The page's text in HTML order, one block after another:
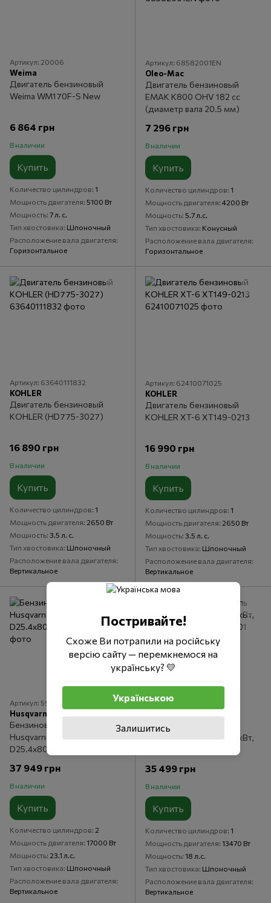
Артикул: 20006
Weima
Двигатель бензиновый
Weima WM170F-S New
6 864 грн
В наличии
Купить
Количество цилиндров 1
Мощность двигателя 5100 Вт
Мощность 7 л. с.
Тип хвостовика Шпоночный
Расположение вала двигателя
Горизонтальное
Артикул: 68582001EN
Oleo-Mac
Двигатель бензиновый
EMAK К800 OHV 182 cc
(диаметр вала 20.5 мм)
7 296 грн
В наличии
Купить
Количество цилиндров 1
Мощность двигателя 4200 Вт
Мощность 5.7 л.с.
Тип хвостовика Конусный
Расположение вала двигателя
Горизонтальное
Артикул: 63640111832
KOHLER
Двигатель бензиновый
KOHLER (HD775-3027)
16 890 грн
В наличии
Купить
Количество цилиндров 1
Мощность двигателя 2650 Вт
Мощность 3.5 л. с.
Тип хвостовика Шпоночный
Расположение вала двигателя
Вертикальное
Артикул: 62410071025
KOHLER
Двигатель бензиновый
KOHLER XT-6 ХТ149-0213
16 990 грн
В наличии
Купить
Количество цилиндров 1
Мощность двигателя 2650 Вт
Мощность 3.5 л. с.
Тип хвостовика Шпоночный
Расположение вала двигателя
Вертикальное
Артикул: 5986321-01
Husqvarna
Бензиновый двигатель
Husqvarna HV764 17кВт,
D25.4х80.5мм
37 949 грн
В наличии
Купить
Количество цилиндров 2
Мощность двигателя 17000 Вт
Мощность 23.1 л.с.
Тип хвостовика Шпоночный
Расположение вала двигателя
Вертикальное
Артикул: 5986939-01
Бензиновый двигатель
Husqvarna HS608 13.47кВт,
35 499 грн
В наличии
Купить
Количество цилиндров 1
Мощность двигателя 13470 Вт
Мощность 18 л.с.
Тип хвостовика Шпоночный
Расположение вала двигателя
Вертикальное
Постривайте!
Схоже Ви потрапили на російську
версію сайту — перемкнемося на
українську? 💛
Українською
Залишитись